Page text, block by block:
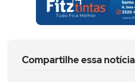
Compartilhe essa notícia